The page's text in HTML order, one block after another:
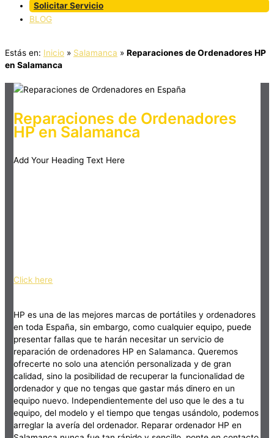
Solicitar Servicio
BLOG
Estás en: Inicio » Salamanca » Reparaciones de Ordenadores HP
en Salamanca
Reparaciones de Ordenadores
HP en Salamanca
Add Your Heading Text Here
Click here
HP es una de las mejores marcas de portátiles y ordenadores
en toda España, sin embargo, como cualquier equipo, puede
presentar fallas que te harán necesitar un servicio de
reparación de ordenadores HP en Salamanca. Queremos
ofrecerte no solo una atención personalizada y de gran
calidad, sino la posibilidad de recuperar la funcionalidad de
ordenador y que no tengas que gastar más dinero en un
equipo nuevo. Independientemente del uso que le des a tu
equipo, del modelo y el tiempo que tengas usándolo, podemos
arreglar la avería del ordenador. Reparar ordenador HP en